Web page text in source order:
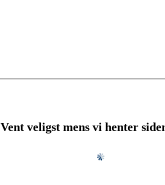
Vent veligst mens vi henter